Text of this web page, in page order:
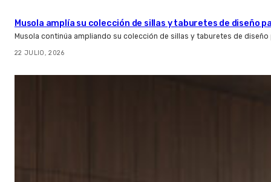
Musola amplía su colección de sillas y taburetes de diseño
Musola continúa ampliando su colección de sillas y taburetes de
22 JULIO, 2026